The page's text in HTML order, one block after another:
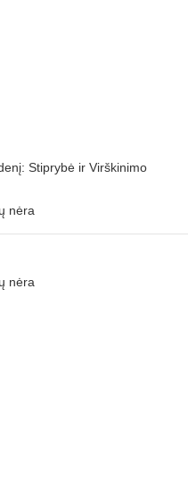
Stiprybė ir Virškinimo
nėra
nėra